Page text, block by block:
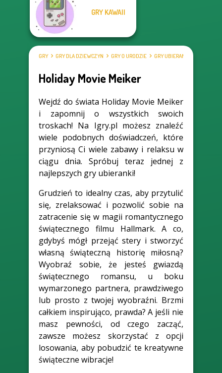
GRY KAWAII
GRY GRY DLA DZIEWCZYN GRY O URODZIE GRY UBIERANKI
Holiday Movie Meiker
Wejdź do świata Holiday Movie Meiker
i zapomnij o wszystkich swoich
troskach! Na Igry.pl możesz znaleźć
wiele podobnych doświadczeń, które
przyniosą Ci wiele zabawy i relaksu w
ciągu dnia. Spróbuj teraz jednej z
najlepszych gry ubieranki!
Grudzień to idealny czas, aby przytulić
się, zrelaksować i pozwolić sobie na
zatracenie się w magii romantycznego
świątecznego filmu Hallmark. A co,
gdybyś mógł przejąć stery i stworzyć
własną świąteczną historię miłosną?
Wyobraź sobie, że jesteś gwiazdą
świątecznego romansu, u boku
wymarzonego partnera, prawdziwego
lub prosto z twojej wyobraźni. Brzmi
całkiem inspirująco, prawda? A jeśli nie
masz pewności, od czego zacząć,
zawsze możesz skorzystać z opcji
losowania, aby pobudzić te kreatywne
świąteczne wibracje!